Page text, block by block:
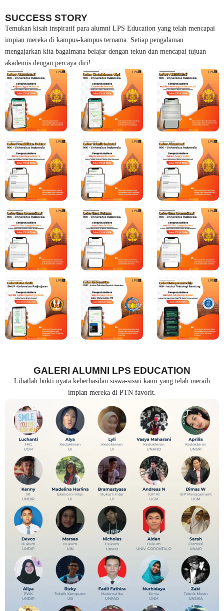
SUCCESS STORY
Temukan kisah inspiratif para alumni LPS Education yang telah mencapai
impian mereka di kampus-kampus ternama. Setiap pengalaman
mengajarkan kita bagaimana belajar dengan tekun dan mencapai tujuan
akademis dengan percaya diri!
GALERI ALUMNI LPS EDUCATION
Lihatlah bukti nyata keberhasilan siswa-siswi kami yang telah meraih
impian mereka di PTN favorit.